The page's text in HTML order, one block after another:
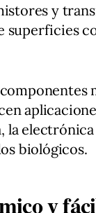
y
la
biológicos.
y